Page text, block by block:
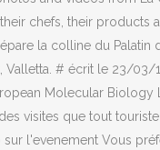
chefs, their
la colline du Palatin
# écrit le 23/
Molecular
visites que tout
l'evenement Vous